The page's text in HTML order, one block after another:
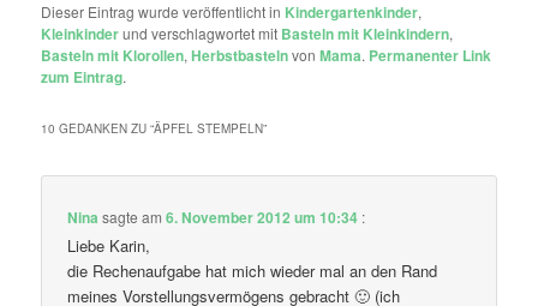
Dieser Eintrag wurde veröffentlicht in Kindergartenkinder,
Kleinkinderund verschlagwortet mit Basteln mit Kleinkindern,
Basteln mit Klorollen,HerbstbastelnvonMama. Permanenter Link
zum Eintrag.
10 GEDANKEN ZU “ÄPFEL STEMPELN”
Nina sagte am6. November 2012 um 10:34 :
Liebe Karin,
die Rechenaufgabe hat mich wieder mal an den Rand
meines Vorstellungsvermögens gebracht 🙂 (ich